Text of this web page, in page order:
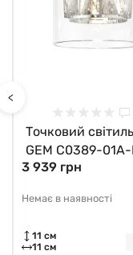
<
Точковий
GEM C0389-01A-
Zuma Line
3 939 грн
Немає в наявності
11 см
11 см